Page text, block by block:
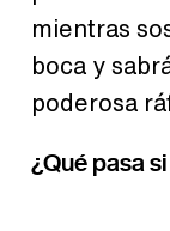
mientras
boca y
poderosa
¿Qué pasa